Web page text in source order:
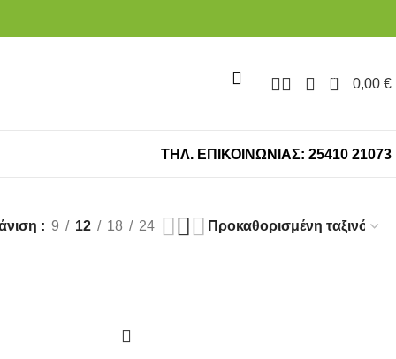
0 0,00 €
ΤΗΛ. ΕΠΙΚΟΙΝΩΝΙΑΣ: 25410 21073
9 12 18 24